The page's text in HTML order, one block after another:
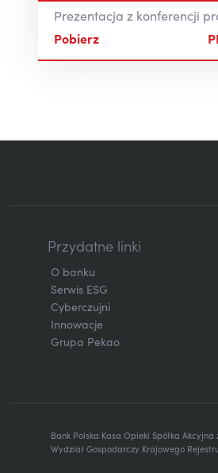
Prezentacja z konferencji
Pobierz
Przydatne linki
O banku
Serwis ESG
Cyberczujni
Innowacje
Grupa Pekao
Bank Polska Kasa Opieki Spółka
Wydział Gospodarczy Krajowego